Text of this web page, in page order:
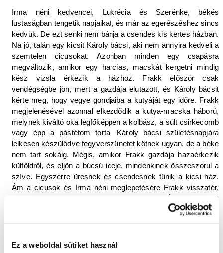
Ez a weboldal sütiket használ
Irma néni kedvencei, Lukrécia és Szerénke, békés
lustaságban tengetik napjaikat, és már az egerészéshez sincs
kedvük. De ezt senki nem bánja a csendes kis kertes házban.
Na jó, talán egy kicsit Károly bácsi, aki nem annyira kedveli a
szemtelen cicusokat. Azonban minden egy csapásra
megváltozik, amikor egy harcias, macskát kergetni mindig
kész vizsla érkezik a házhoz. Frakk először csak
vendégségbe jön, mert a gazdája elutazott, és Károly bácsit
kérte meg, hogy vegye gondjaiba a kutyáját egy időre. Frakk
megjelenésével azonnal elkezdődik a kutya-macska háború,
melynek kiváltó oka legfőképpen a kolbász, a sült csirkecomb
vagy épp a pástétom torta. Károly bácsi születésnapjára
lelkesen készülődve fegyverszünetet kötnek ugyan, de a béke
nem tart sokáig. Mégis, amikor Frakk gazdája hazaérkezik
külföldről, és eljön a búcsú ideje, mindenkinek összeszorul a
szíve. Egyszerre üresnek és csendesnek tűnik a kicsi ház.
Ám a cicusok és Irma néni meglepetésére Frakk visszatér,
mert a gazdája végleg külföldre költözik. Így kezdődhet
bevallom, nemcsak a gyerekek élvezték. A felcsendülő „egy